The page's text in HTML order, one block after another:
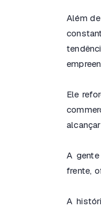
Além
Ele
A
frente,
A